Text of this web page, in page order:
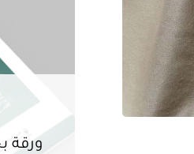
ورقة